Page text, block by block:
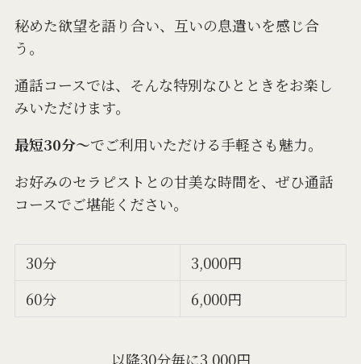
秘めた欲望を語り合い、互いの息遣いを感じ合
う。
通話コースでは、そんな特別なひとときをお楽し
みいただけます。
最短30分～でご利用いただける手軽さも魅力。
お好みのセラピストとの甘美な時間を、ぜひ通話
コースでご堪能ください。
30分
3,000円
60分
6,000円
以降30分毎に3,000円